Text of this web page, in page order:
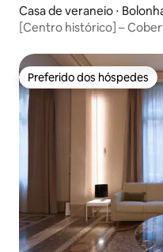
Casa de veraneio ⋅
[Centro histórico] –
Preferido dos hóspedes
Preferido dos hóspedes